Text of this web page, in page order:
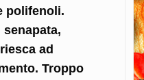
polifenoli.
ad
Troppo